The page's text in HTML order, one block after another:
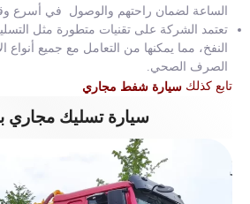
الساعة لضمان راحتهم والوصول في أسرع
تعتمد الشركة على تقنيات متطورة مثل
النفخ، مما يمكنها من التعامل مع جميع
الصرف الصحي.
تابع كذلك سيارة شفط مجاري
سيارة تسليك مجاري